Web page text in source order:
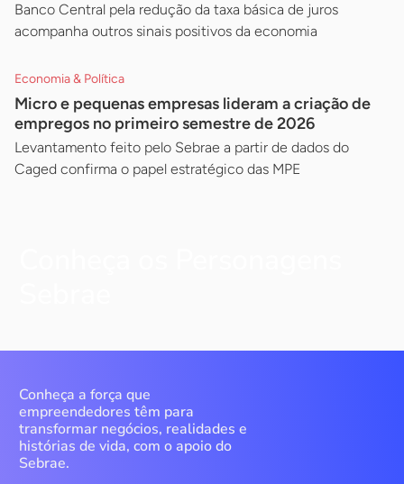
Banco Central pela redução da taxa básica de juros
acompanha outros sinais positivos da economia
Economia & Política
Micro e pequenas empresas lideram a criação de
empregos no primeiro semestre de 2026
Levantamento feito pelo Sebrae a partir de dados do
Caged confirma o papel estratégico das MPE
Conheça a força que
empreendedores têm para
transformar negócios, realidades e
histórias de vida, com o apoio do
Sebrae.